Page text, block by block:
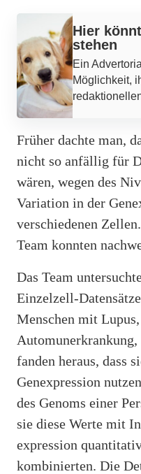
Hier
stehen
Ein
Möglichkeit,
Früher dachte man,
nicht so anfällig für
wären, wegen des
Variation in der
verschiedenen
Team konnten
Das Team
Einzelzell-
Menschen mit
fanden heraus, dass
Genexpression
des Genoms einer
sie diese Werte mit
expression
kombinierten. Die